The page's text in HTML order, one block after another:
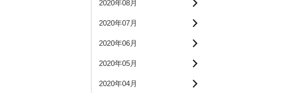
2020年08月
2020年07月
2020年06月
2020年05月
2020年04月